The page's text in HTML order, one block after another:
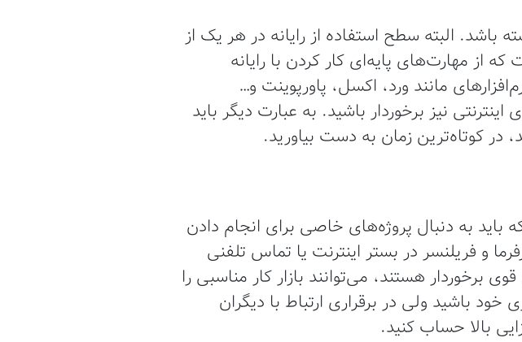
باشد. البته سطح استفاده از رایانه در هر یک از
از مهارت‌های پایه‌ای کار کردن با رایانه
مانند ورد، اکسل، پاورپوینت و…
نیز برخوردار باشید. به عبارت دیگر باید
در کوتاه‌ترین زمان به دست بیاورید.
به دنبال پروژه‌های خاصی برای انجام دادن
و فریلنسر در بستر اینترنت یا تماس تلفنی
هستند، می‌توانند بازار کار مناسبی را
باشید ولی در برقراری ارتباط با دیگران
بالا حساب کنید.